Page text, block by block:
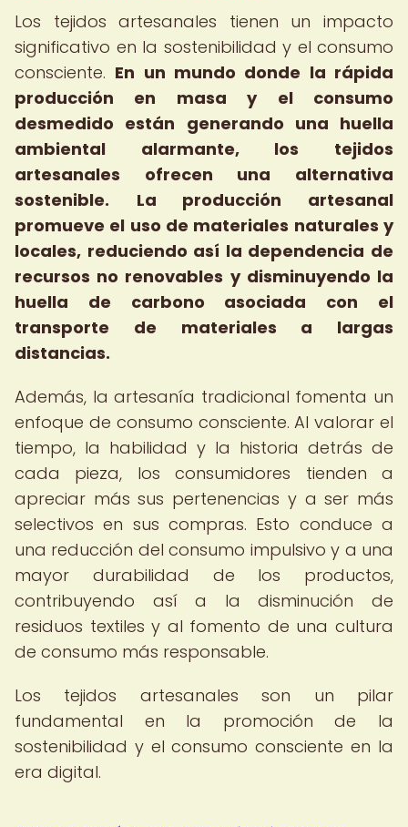
Los tejidos artesanales tienen un impacto
significativo en la sostenibilidad y el consumo
consciente. En un mundo donde la rápida
producción en masa y el consumo
desmedido están generando una huella
ambiental alarmante, los tejidos
artesanales ofrecen una alternativa
sostenible.
La producción artesanal
promueve el uso de materiales naturales y
locales, reduciendo así la dependencia de
recursos no renovables y disminuyendo la
huella de carbono asociada con el
transporte de materiales a largas
distancias.
Además, la artesanía tradicional fomenta un
enfoque de consumo consciente. Al valorar el
tiempo, la habilidad y la historia detrás de
cada pieza, los consumidores tienden a
apreciar más sus pertenencias y a ser más
selectivos en sus compras. Esto conduce a
una reducción del consumo impulsivo y a una
mayor durabilidad de los productos,
contribuyendo así a la disminución de
residuos textiles y al fomento de una cultura
de consumo más responsable.
Los tejidos artesanales son un pilar
fundamental en la promoción de la
sostenibilidad y el consumo consciente en la
era digital.